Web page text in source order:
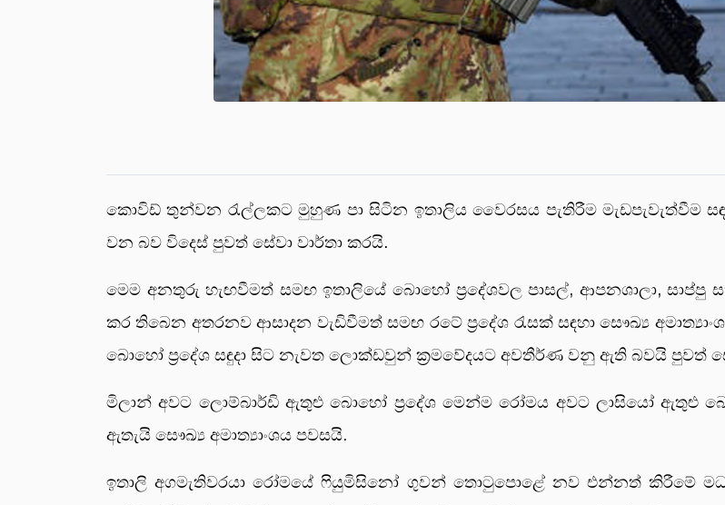
කොවිඩ් තුන්වන රැල්ලකට මුහුණ පා සිටින ඉතාලිය වෛරසය පැතිරීම මැඩපැවැත්වීම
වන බව විදෙස් පුවත් සේවා වාර්තා කරයි.
මෙම අනතුරු හැඟවීමත් සමඟ ඉතාලියේ බොහෝ ප්‍රදේශවල පාසල්, ආපනශාලා,
කර තිබෙන අතරනව ආසාදන වැඩිවීමත් සමඟ රටේ ප්‍රදේශ රැසක් සඳහා සෞඛ්‍ය
බොහෝ ප්‍රදේශ සඳුදා සිට නැවත ලොක්ඩවුන් ක්‍රමවේදයට අවතීර්ණ වනු ඇති බවයි පුවත්
මිලාන් අවට ලොම්බාර්ඩි ඇතුළු බොහෝ ප්‍රදේශ මෙන්ම රෝමය අවට ලාසියෝ ඇතුළු
ඇතැයි සෞඛ්‍ය අමාත්‍යාංශය පවසයි.
ඉතාලි අගමැතිවරයා රෝමයේ ෆියුමිසිනෝ ගුවන් තොටුපොළේ නව එන්නත් කිරීමේ